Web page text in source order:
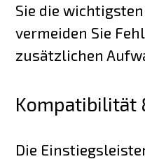
Sie die
vermeiden Sie
zusätzlichen
Kompatibilität
Die